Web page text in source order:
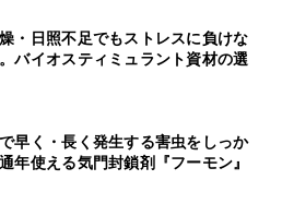
・日照不足でもストレスに負けな
バイオスティミュラント資材の選
早く・長く発生する害虫をしっか
年使える気門封鎖剤『フーモン』